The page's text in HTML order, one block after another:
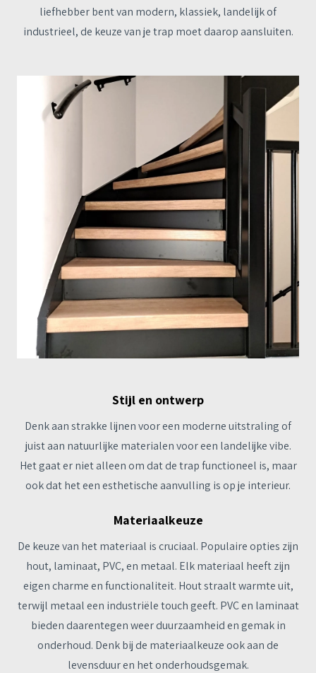
liefhebber bent van modern, klassiek, landelijk of
industrieel, de keuze van je trap moet daarop aansluiten.
Stijl en ontwerp
Denk aan strakke lijnen voor een moderne uitstraling of
juist aan natuurlijke materialen voor een landelijke vibe.
Het gaat er niet alleen om dat de trap functioneel is, maar
ook dat het een esthetische aanvulling is op je interieur.
Materiaalkeuze
De keuze van het materiaal is cruciaal. Populaire opties zijn
hout, laminaat, PVC, en metaal. Elk materiaal heeft zijn
eigen charme en functionaliteit. Hout straalt warmte uit,
terwijl metaal een industriële touch geeft. PVC en laminaat
bieden daarentegen weer duurzaamheid en gemak in
onderhoud. Denk bij de materiaalkeuze ook aan de
levensduur en het onderhoudsgemak.